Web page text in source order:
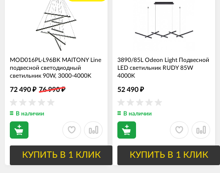
MOD016PL-L96BK MAITONY Line
подвесной светодиодный
светильник 90W, 3000-4000K
72 490 ₽ 76 990₽
В наличии
КУПИТЬ В 1 КЛИК
3890/85L Odeon Light Подвесной
LED светильник RUDY 85W
4000K
52 490 ₽
В наличии
КУПИТЬ В 1 КЛИК